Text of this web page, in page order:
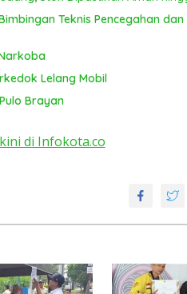
Teknis Pencegahan
Lelang Mobil
Brayan
di Infokota.co